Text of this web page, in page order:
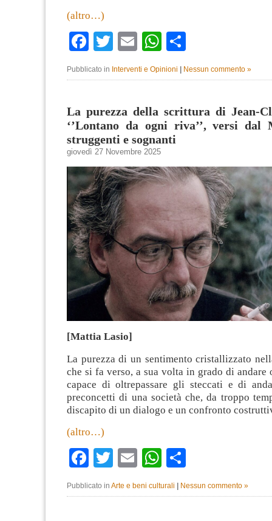
(altro…)
Facebook
TwitterEmailWhatsApp
Pubblicato in Interventi e Opinioni | Nessun commento »
La purezza della scrittura di Jean-
‘’Lontano da ogni riva’’, versi dal
struggenti e sognanti
giovedì 27 Novembre 2025
[Mattia Lasio]
La purezza di un sentimento cristallizzato
che si fa verso, a sua volta in grado di andare
capace di oltrepassare gli steccati e di
preconcetti di una società che, da troppo
discapito di un dialogo e un confronto
(altro…)
Facebook
TwitterEmailWhatsApp
Pubblicato in Arte e beni culturali Nessun commento »